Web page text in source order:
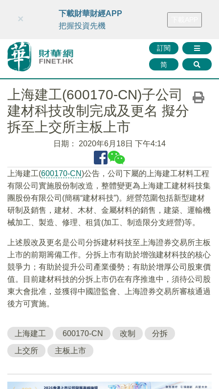
財華智庫網 FINTV FINMETA 財華證券 媒體矩陣
訂閱
简
×
下載財華財經APP
把握投資先機
上海建工(600170-CN)子公司
建材科技改制完成及更名 擬分
拆至上交所主板上市
日期： 2020年6月18日 下午4:14
上海建工(600170-CN)公告，公司下屬的上海建工材料工程
有限公司實施股份制改造，整體變更為上海建工建材科技集
團股份有限公司(簡稱“建材科技”)。經營范圍包括新型建材
研制及銷售，建材、木材、金屬材料的銷售，建築、運輸機
械加工、製造、修理、租賃(加工、制造限分支經營)等。
上述股改及更名是公司分拆建材科技至上海證券交易所主板
上市的前期籌備工作。分拆上市有助於增強建材科技的核心
競爭力；有助於提升公司產業優勢；有助於增厚公司股東價
值。目前建材科技的分拆上市仍在有序推進中，須待公司股
東大會批准，並獲得中國證監會、上海證券交易所審核通過
後方可實施。
上海建工 600170-CN 改制 分拆
上交所 主板上市